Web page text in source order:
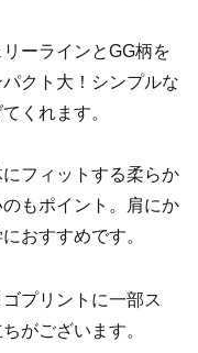
ーラインとGG柄を
クト大！シンプルな
くれます。
フィットする柔らか
もポイント。肩にか
おすすめです。
プリントに一部ス
がございます。